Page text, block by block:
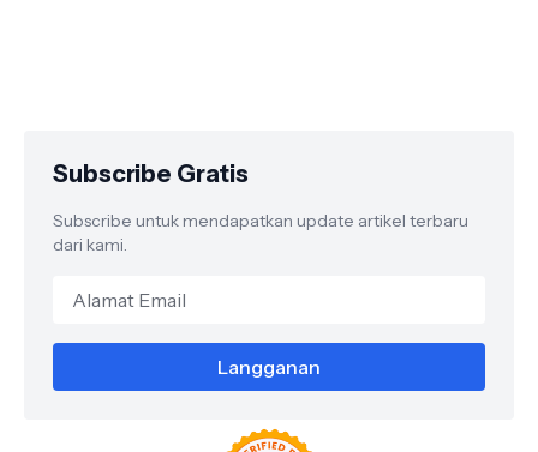
Subscribe Gratis
Subscribe untuk mendapatkan update artikel terbaru
dari kami.